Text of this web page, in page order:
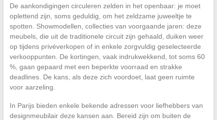
De aankondigingen circuleren zelden in het openbaar: je moet
oplettend zijn, soms geduldig, om het zeldzame juweeltje te
spotten. Showmodellen, collecties van voorgaande jaren: deze
meubels, die uit de traditionele circuit zijn gehaald, duiken weer
op tijdens privéverkopen of in enkele zorgvuldig geselecteerde
verkooppunten. De kortingen, vaak indrukwekkend, tot soms 60
%, gaan gepaard met een beperkte voorraad en strakke
deadlines. De kans, als deze zich voordoet, laat geen ruimte
voor aarzeling.
In Parijs bieden enkele bekende adressen voor liefhebbers van
designmeubilair deze kansen aan. Bereid zijn om buiten de